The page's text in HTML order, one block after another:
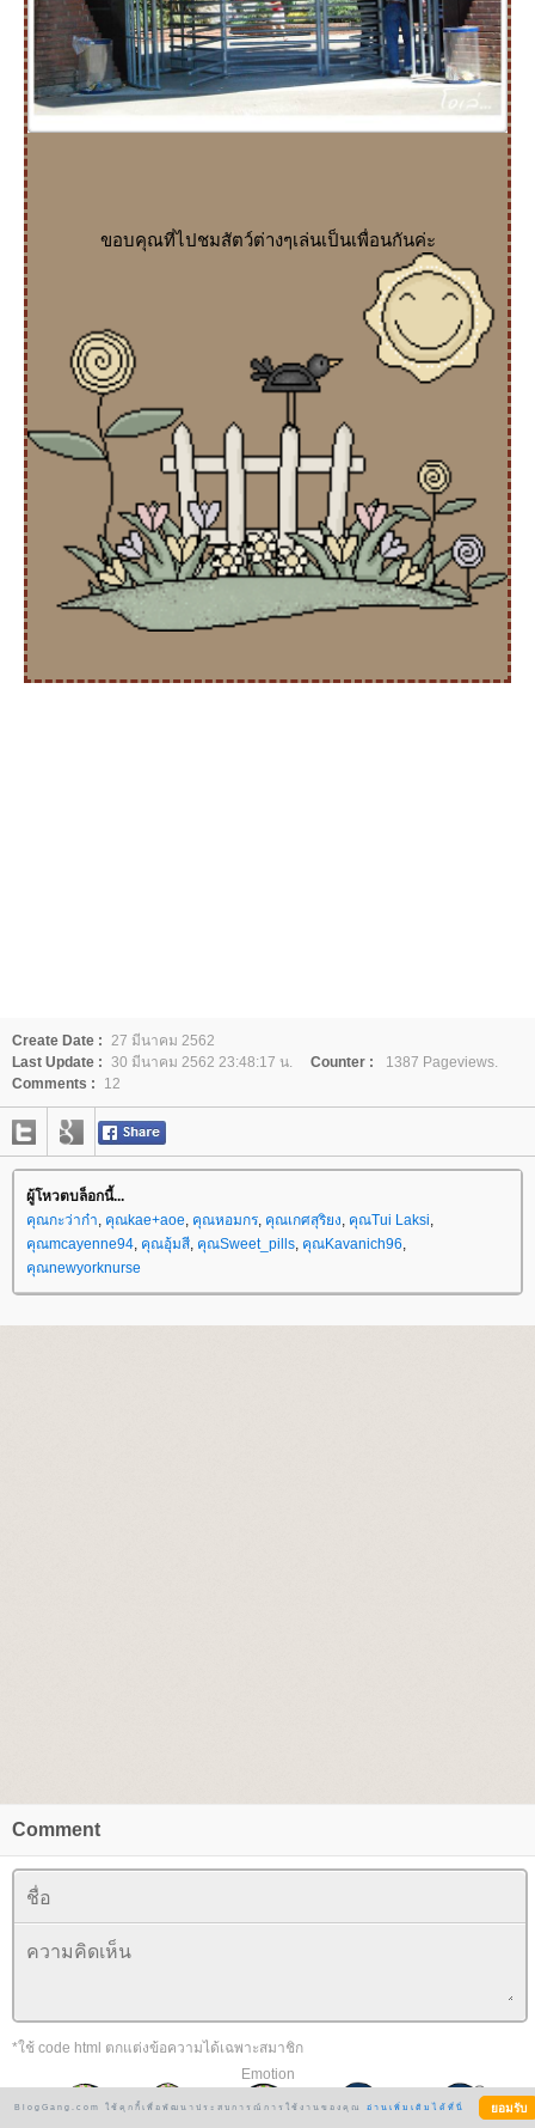
ขอบคุณที่ไปชมสัตว์ต่างๆเล่นเป็นเพื่อนกันค่ะ
Create Date : 27 มีนาคม 2562
Last Update : 30 มีนาคม 2562 23:48:17 น. Counter :
1387 Pageviews.
Comments :
12
ผู้โหวตบล็อกนี้...
คุณกะว่าก๋า, คุณkae+aoe, คุณหอมกร, คุณเกศสุริยง, คุณTui Laksi,
คุณmcayenne94, คุณอุ้มสี, คุณSweet_pills, คุณKavanich96,
คุณnewyorknurse
Comment
*ใช้ code html ตกแต่งข้อความได้เฉพาะสมาชิก
Emotion
BlogGang.com ใช้คุกกี้เพื่อพัฒนาประสบการณ์การใช้งานของคุณ อ่านเพิ่มเติมได้ที่นี่